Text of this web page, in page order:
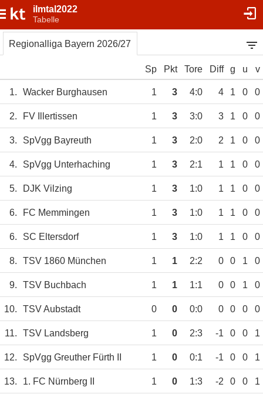
ilmtal2022
Tabelle
Regionalliga Bayern 2026/27
Sp Pkt Tore Diff g u v
1. Wacker Burghausen 1 3 4:0 4 1 0 0
2. FV Illertissen 1 3 3:0 3 1 0 0
3. SpVgg Bayreuth 1 3 2:0 2 1 0 0
4. SpVgg Unterhaching 1 3 2:1 1 1 0 0
5. DJK Vilzing 1 3 1:0 1 1 0 0
6. FC Memmingen 1 3 1:0 1 1 0 0
6. SC Eltersdorf 1 3 1:0 1 1 0 0
8. TSV 1860 München 1 1 2:2 0 0 1 0
9. TSV Buchbach 1 1 1:1 0 0 1 0
10. TSV Aubstadt 0 0 0:0 0 0 0 0
11. TSV Landsberg 1 0 2:3 -1 0 0 1
12. SpVgg Greuther Fürth II 1 0 0:1 -1 0 0 1
13. 1. FC Nürnberg II 1 0 1:3 -2 0 0 1